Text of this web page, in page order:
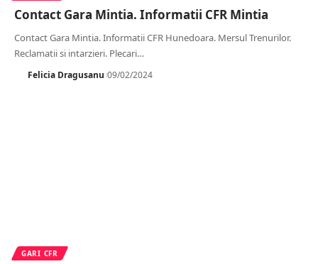
Contact Gara Mintia. Informatii CFR Mintia
Contact Gara Mintia. Informatii CFR Hunedoara. Mersul Trenurilor.
Reclamatii si intarzieri. Plecari…
Felicia Dragusanu 09/02/2024
GARI CFR